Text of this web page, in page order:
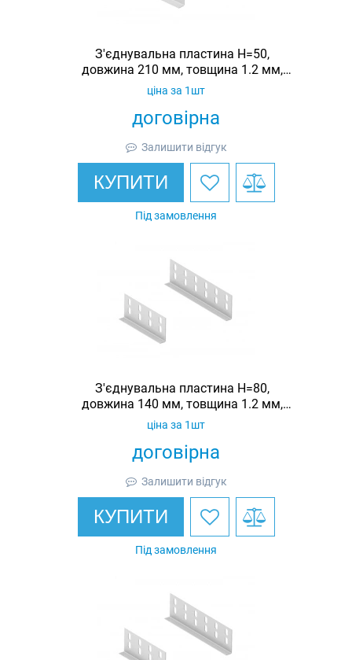
З'єднувальна пластина H=50,
довжина 210 мм, товщина 1.2 мм,
оцинкована, Ardic
договірна
ціна за 1шт
Залишити відгук
КУПИТИ
Під замовлення
З'єднувальна пластина H=80,
довжина 140 мм, товщина 1.2 мм,
оцинкована, Ardic
договірна
ціна за 1шт
Залишити відгук
КУПИТИ
Під замовлення